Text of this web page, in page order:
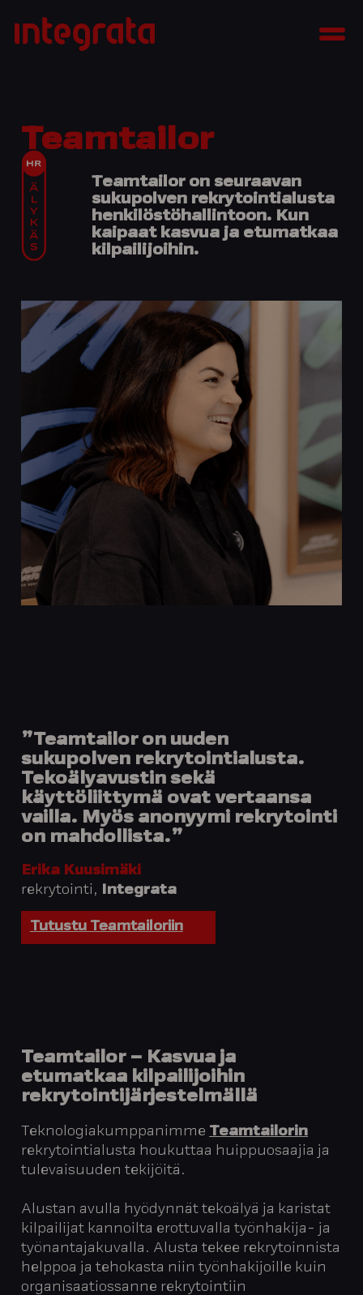
sisältöön
Integrata
Teamtailor
Teamtailor on seuraavan
sukupolven rekrytointialusta
henkilöstöhallintoon. Kun
kaipaat kasvua ja etumatkaa
kilpailijoihin.
”Teamtailor on uuden
sukupolven rekrytointialusta.
Tekoälyavustin sekä
käyttöliittymä ovat vertaansa
vailla. Myös anonyymi rekrytointi
on mahdollista.”
Erika Kuusimäki
rekrytointi, Integrata
Tutustu Teamtailoriin
Teamtailor – Kasvua ja
etumatkaa kilpailijoihin
rekrytointijärjestelmällä
Teknologiakumppanimme
Teamtailorin
rekrytointialusta houkuttaa huippuosaajia ja
tulevaisuuden tekijöitä.
Alustan avulla hyödynnät tekoälyä ja karistat
kilpailijat kannoilta erottuvalla työnhakija- ja
työnantajakuvalla. Alusta tekee rekrytoinnista
helppoa ja tehokasta niin työnhakijoille kuin
organisaatiossanne rekrytointiin